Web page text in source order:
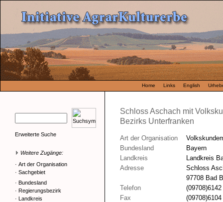
Home Links English
Erweiterte Suche
Weitere Zugänge:
· Art der Organisation
· Sachgebiet
· Bundesland
· Regierungsbezirk
· Landkreis
Schloss Aschach mit
Bezirks Unterfranken
Art der Organisation
Bundesland
Bayern
Landkreis
Landkreis
Adresse
Schloss
97708 Bad
Telefon
(09708)6142
Fax
(09708)6104